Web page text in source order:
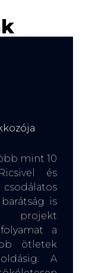
mint 10
és
is
projekt
a
ötletek
A